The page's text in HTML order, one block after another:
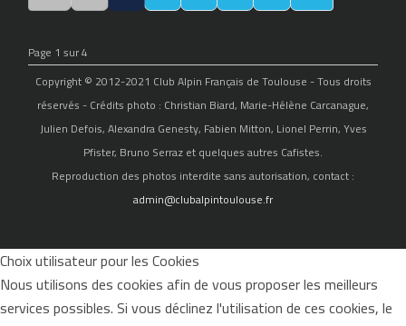
Page 1 sur 4
Copyright © 2012-2021 Club Alpin Français de Toulouse - Tous droits
réservés - Crédits photo : Christian Biard, Marie-Hélène Carcanague,
Julien Defois, Alexandra Genesty, Fabien Mitton, Lionel Perrin, Yves
Pfister, Bruno Serraz et quelques autres Cafistes.
Reproduction des photos interdite sans autorisation, contact :
admin@clubalpintoulouse.fr
Choix utilisateur pour les Cookies
Nous utilisons des cookies afin de vous proposer les meilleurs
services possibles. Si vous déclinez l'utilisation de ces cookies, le